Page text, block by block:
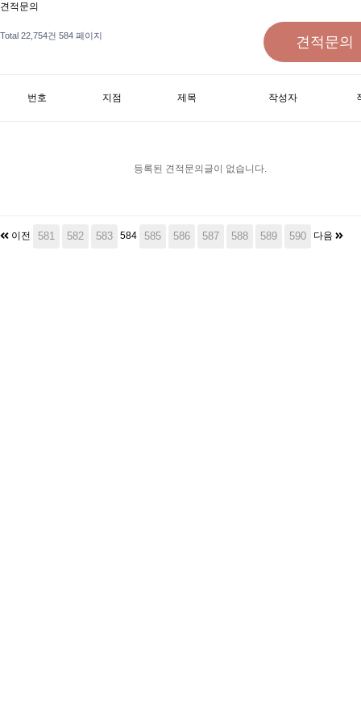
견적문의
Total 22,754건 584 페이지 견적문의
번호 지점 제목 작성자
등록된 견적문의글이 없습니다.
이전 581 582 583 584 585 586 587 588 589 590 다음